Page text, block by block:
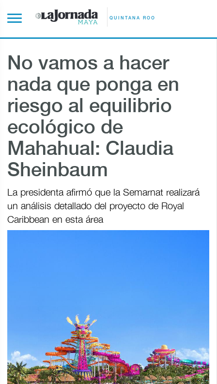
QUINTANA ROO
No vamos a hacer
nada que ponga en
riesgo al equilibrio
ecológico de
Mahahual: Claudia
Sheinbaum
La presidenta afirmó que la Semarnat realizará
un análisis detallado del proyecto de Royal
Caribbean en esta área